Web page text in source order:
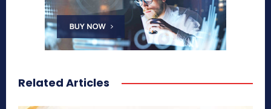
Related Articles